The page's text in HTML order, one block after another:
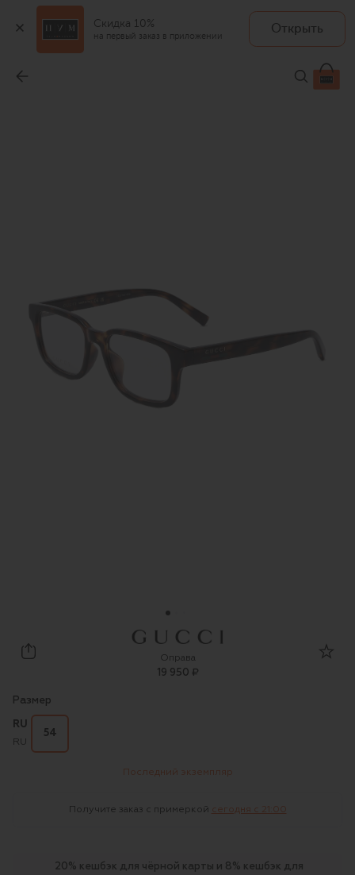
Скидка 10%
на первый заказ в приложении
Открыть
Gucci
Оправа
19 950 ₽
Размер
RU
RU
54
Последний экземпляр
Получите заказ с примеркой сегодня c 21:00
20% кешбэк для чёрной карты и 8% кешбэк для